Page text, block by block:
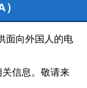
面向外国人的电
信息。敬请来